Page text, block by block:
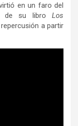
en un faro del
de su libro Los
a partir